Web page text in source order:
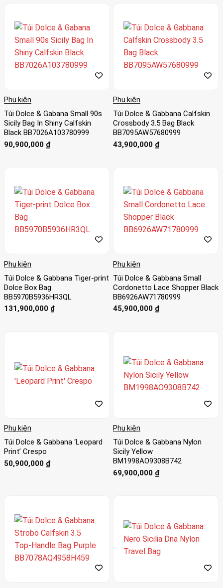
Phụ kiện
Túi Dolce & Gabana Small 90s
Sicily Bag In Shiny Calfskin
Black BB7026A103780999
90,900,000 ₫
Phụ kiện
Túi Dolce & Gabbana Calfskin
Crossbody 3.5 Bag Black
BB7095AW57680999
43,900,000 ₫
Phụ kiện
Túi Dolce & Gabbana Tiger-print
Dolce Box Bag
BB5970B5936HR3QL
131,900,000 ₫
Phụ kiện
Túi Dolce & Gabbana Small
Cordonetto Lace Shopper Black
BB6926AW71780999
45,900,000 ₫
Phụ kiện
Túi Dolce & Gabbana ‘Leopard
Print’ Crespo
50,900,000 ₫
Phụ kiện
Túi Dolce & Gabbana Nylon
Sicily Yellow
BM1998AO9308B742
69,900,000 ₫